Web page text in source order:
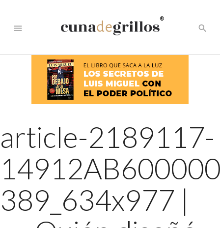
menu
®
search
article-2189117-
389_634x977 |